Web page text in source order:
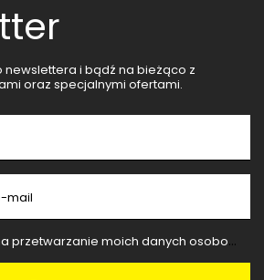
newslettera i bądź na bieżąco z
oraz specjalnymi ofertami.
mail
(adres e-mail) na potrzeby wysyłki newslettera z informacją handlową (marketing). Więcej w